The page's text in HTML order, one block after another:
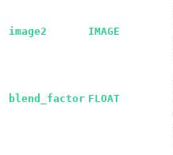
image2 IMAGE
blend_factor FLOAT